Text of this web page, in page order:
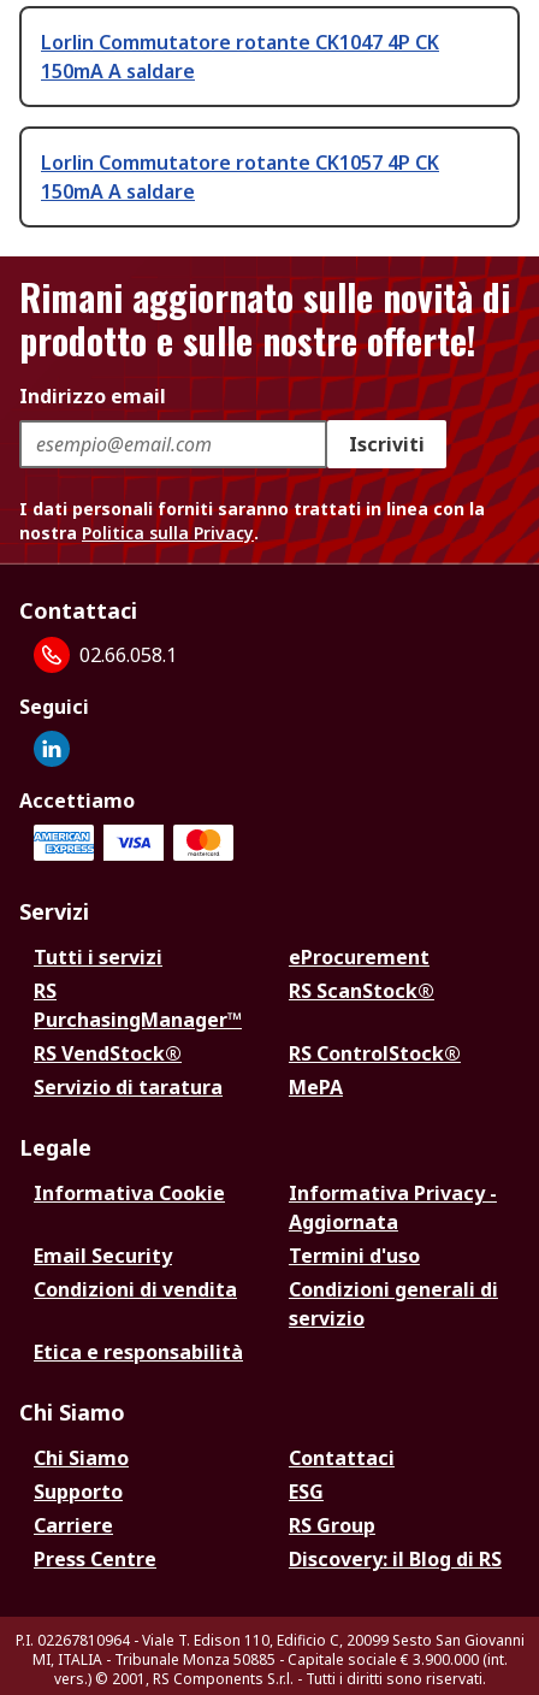
Lorlin Commutatore rotante CK1047 4P CK
150mA A saldare
Lorlin Commutatore rotante CK1057 4P CK
150mA A saldare
Rimani aggiornato sulle novità di
prodotto e sulle nostre offerte!
Indirizzo email
Iscriviti
I dati personali forniti saranno trattati in linea con la
nostra Politica sulla Privacy.
Contattaci
02.66.058.1
Seguici
Accettiamo
Servizi
Tutti i servizi
eProcurement
RS
PurchasingManager™
RS ScanStock®
RS VendStock®
RS ControlStock®
Servizio di taratura
MePA
Legale
Informativa Cookie
Informativa Privacy -
Aggiornata
Email Security
Termini d'uso
Condizioni di vendita
Condizioni generali di
servizio
Etica e responsabilità
Chi Siamo
Chi Siamo
Contattaci
Supporto
ESG
Carriere
RS Group
Press Centre
Discovery: il Blog di RS
P.I. 02267810964 - Viale T. Edison 110, Edificio C, 20099 Sesto San Giovanni
MI, ITALIA - Tribunale Monza 50885 - Capitale sociale € 3.900.000 (int.
vers.) © 2001, RS Components S.r.l. - Tutti i diritti sono riservati.